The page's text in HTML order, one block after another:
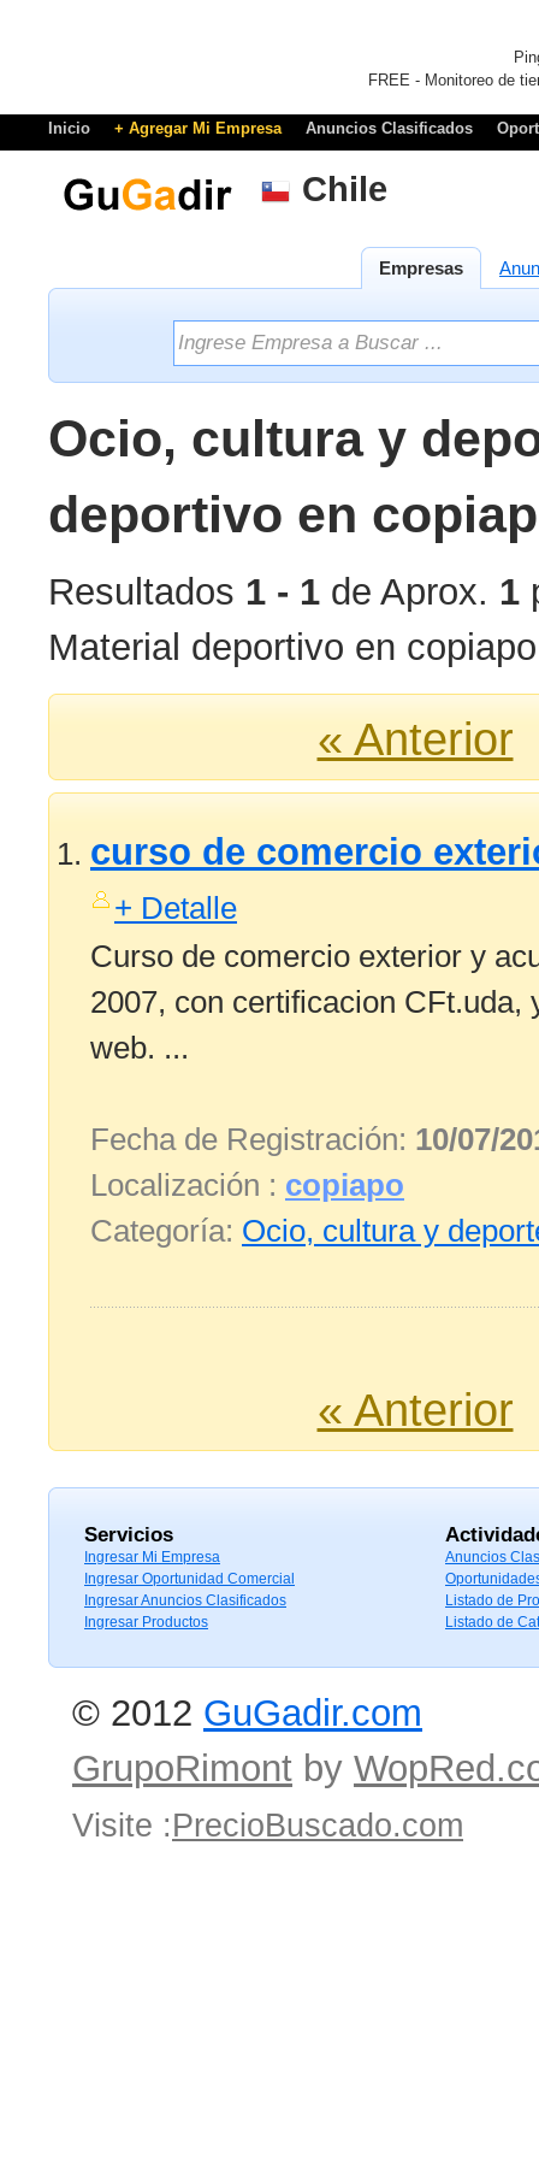
FREE - Monitoreo de
Inicio + Agregar Mi Empresa Anuncios Clasificados
Chile
Empresas
Ocio, cultura y
deportivo en
Resultados 1 - 1 de Aprox. 1
Material deportivo en
« Anterior
curso de comercio
+ Detalle
Curso de comercio exterior y
2007, con certificacion
web. ...
Fecha de Registración: 10/07/
Localización : copiapo
Categoría: Ocio, cultura y
« Anterior
Servicios
Ingresar Mi Empresa
Ingresar Oportunidad Comercial
Ingresar Anuncios Clasificados
Ingresar Productos
Anuncios
Listado de
Listado de
© 2012 GuGadir.com
GrupoRimont by
Visite :PrecioBuscado.com